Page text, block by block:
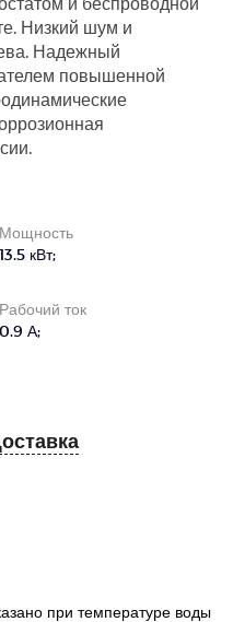
Низкий шум и
Надежный
повышенной
Мощность
13.5 кВт;
Рабочий ток
0.9 А;
при температуре воды